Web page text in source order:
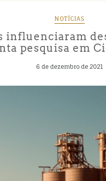
NOTÍCIAS
influenciaram
pesquisa em
6 de dezembro de 2021